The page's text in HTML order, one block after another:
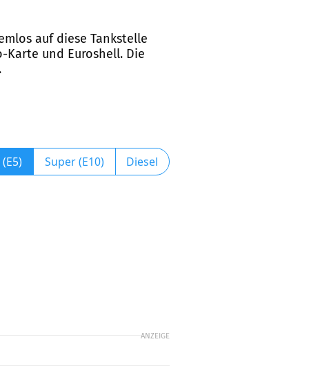
auf diese Tankstelle
Karte und Euroshell. Die
Super (E10) Diesel
ANZEIGE